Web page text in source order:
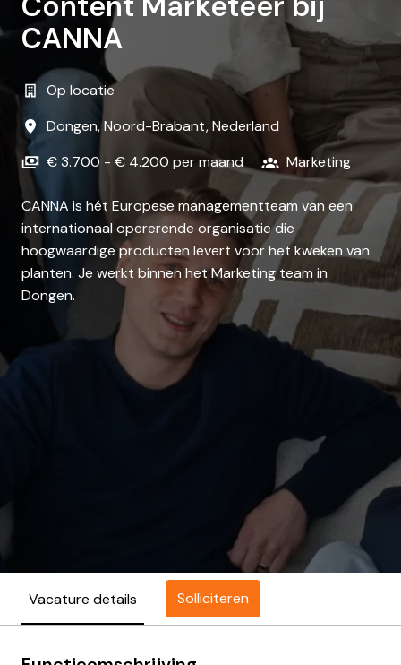
CANNA
Op locatie
Dongen,Noord-Brabant,Nederland
€ 3.700 - € 4.200 per maand
Marketing
CANNA is hét Europese managementteam van een
internationaal opererende organisatie die
hoogwaardige producten levert voor het kweken van
planten. Je werkt binnen het Marketing team in
Dongen.
Vacature details Solliciteren